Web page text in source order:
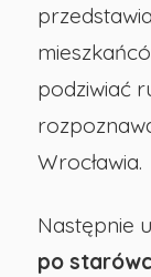
nr
29
w
Opolu
podziwiać
Wrocławia.
Następnie
po